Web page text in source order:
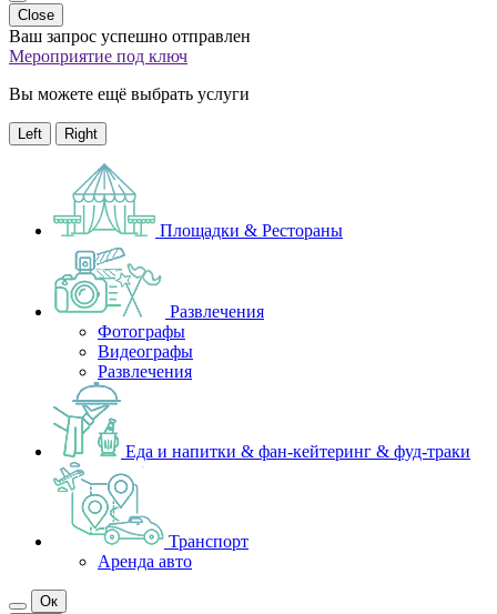
Close
Ваш запрос успешно отправлен
Мероприятие под ключ
Вы можете ещё выбрать услуги
Left Right
Площадки & Рестораны
Развлечения
Фотографы
Видеографы
Развлечения
Еда и напитки & фан-кейтеринг & фуд-траки
Транспорт
Аренда авто
Ок